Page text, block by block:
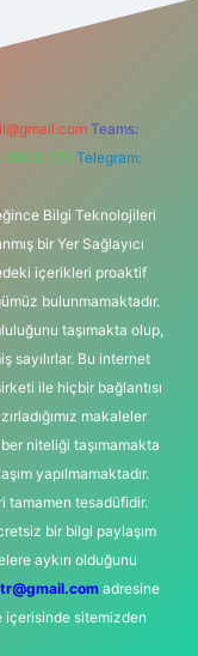
Teams:
606 0 726 Telegram:
Bilgi Teknolojileri
bir Yer Sağlayıcı
içerikleri proaktif
bulunmamaktadır.
taşımakta olup,
sayılırlar. Bu internet
ile hiçbir bağlantısı
makaleler
niteliği taşımamakta
yapılmamaktadır.
tamamen tesadüfidir.
bir bilgi paylaşım
aykırı olduğunu
adresine
içerisinde sitemizden